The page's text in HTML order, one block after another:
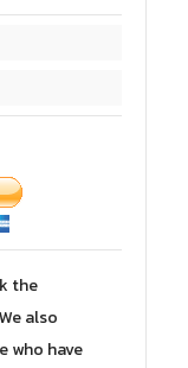
the
also
who have